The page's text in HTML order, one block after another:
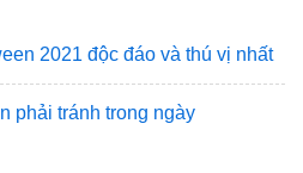
2021 độc đáo và thú vị nhất
phải tránh trong ngày